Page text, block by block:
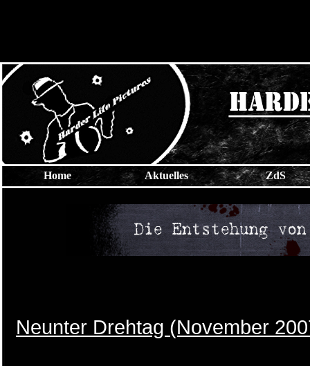
Home Aktuelles ZdS
Neunter Drehtag (November